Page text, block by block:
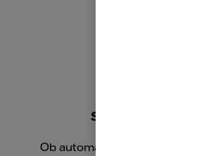
Smarte
Ob automatische Beleuchtung